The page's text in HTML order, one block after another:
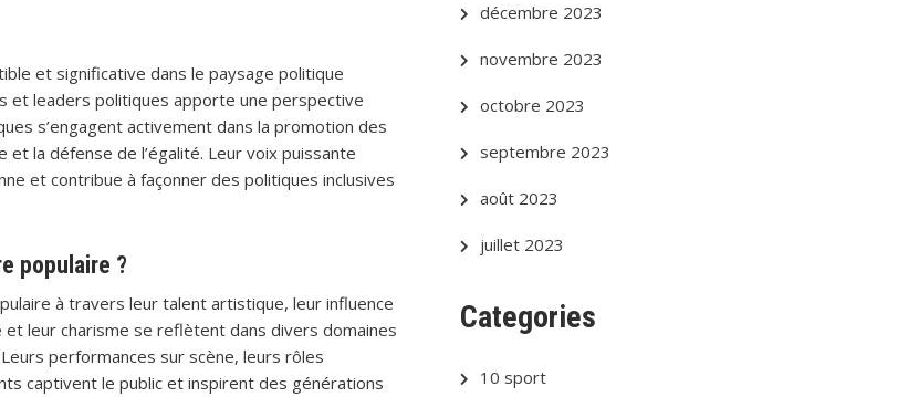
et significative dans le paysage politique
et leaders politiques apporte une perspective
s’engagent activement dans la promotion des
la défense de l’égalité. Leur voix puissante
et contribue à façonner des politiques inclusives
populaire ?
à travers leur talent artistique, leur influence
leur charisme se reflètent dans divers domaines
performances sur scène, leurs rôles
captivent le public et inspirent des générations
décembre 2023
novembre 2023
octobre 2023
septembre 2023
août 2023
juillet 2023
Categories
10 sport